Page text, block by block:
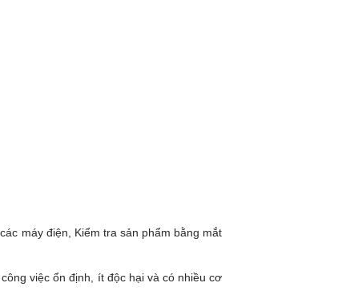
máy điện, Kiểm tra sản phẩm bằng mắt
việc ổn định, ít độc hại và có nhiều cơ